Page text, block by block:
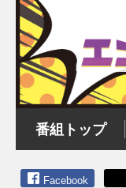
番組トップ
Facebook